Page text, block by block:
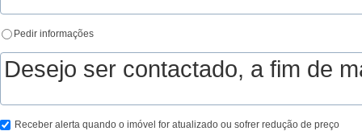
Pedir informações
Receber alerta quando o imóvel for atualizado ou sofrer redução de preço